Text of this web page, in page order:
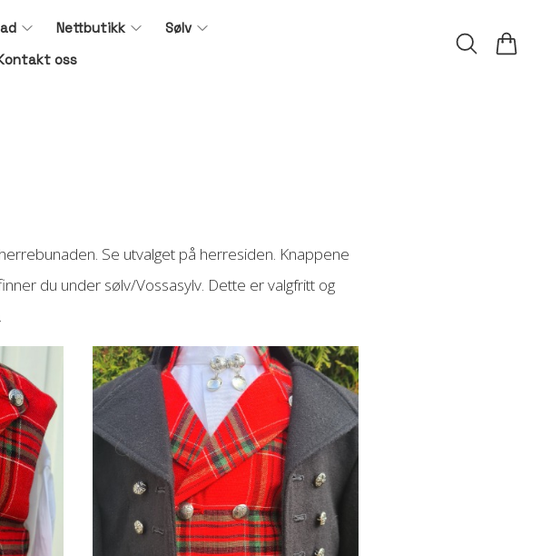
Nettbutikk
Sølv
oss
Se utvalget på herresiden. Knappene
du under sølv/Vossasylv. Dette er valgfritt og